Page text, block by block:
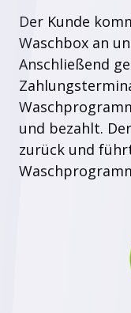
Der Kunde
Waschbox an
Anschließend
und bezahlt.
zurück und